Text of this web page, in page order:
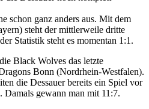
schon ganz anders aus. Mit dem
steht der mittlerweile dritte
Statistik steht es momentan 1:1.
Black Wolves das letzte
Bonn (Nordrhein-Westfalen).
die Dessauer bereits ein Spiel vor
gewann man mit 11:7.